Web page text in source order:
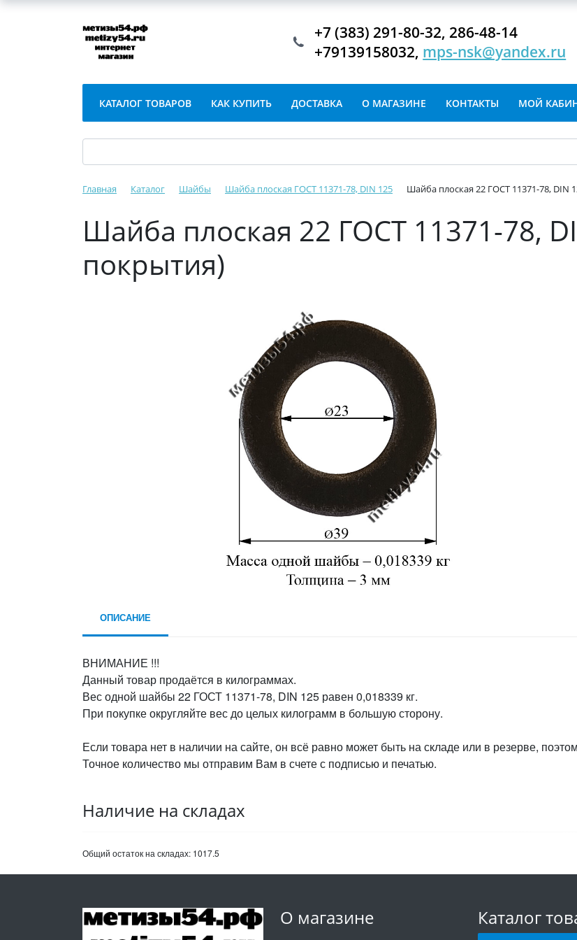
+7 (383) 291-80-32, 286-48-14
+79139158032, mps-nsk@yandex.ru
КАТАЛОГ ТОВАРОВ КАК КУПИТЬ ДОСТАВКА О МАГАЗИНЕ КОНТАКТЫ МОЙ
Главная Каталог Шайбы Шайба плоская ГОСТ 11371-78, DIN 125 Шайба плоская 22 ГОСТ 11371-78, DIN
Шайба плоская 22 ГОСТ 11371-78,
покрытия)
ОПИСАНИЕ
ВНИМАНИЕ !!!
Данный товар продаётся в килограммах.
Вес одной шайбы 22 ГОСТ 11371-78, DIN 125 равен 0,018339 кг.
При покупке округляйте вес до целых килограмм в большую сторону.
Если товара нет в наличии на сайте, он всё равно может быть на складе или в резерве,
Точное количество мы отправим Вам в счете с подписью и печатью.
Наличие на складах
Общий остаток на складах: 1017.5
О магазине Каталог